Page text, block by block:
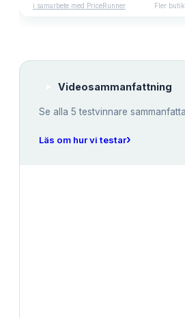
i samarbete med PriceRunner Fler
Videosammanfattning
Se alla 5 testvinnare
Läs om hur vi testar›